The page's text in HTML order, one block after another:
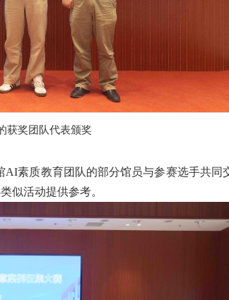
获奖团队代表颁奖
素质教育团队的部分馆员与参赛选手共同
似活动提供参考。